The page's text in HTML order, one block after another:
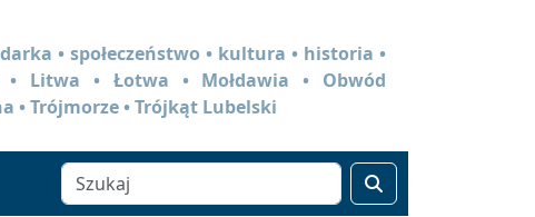
• społeczeństwo • kultura • historia •
• Litwa • Łotwa • Mołdawia • Obwód
• Trójmorze • Trójkąt Lubelski